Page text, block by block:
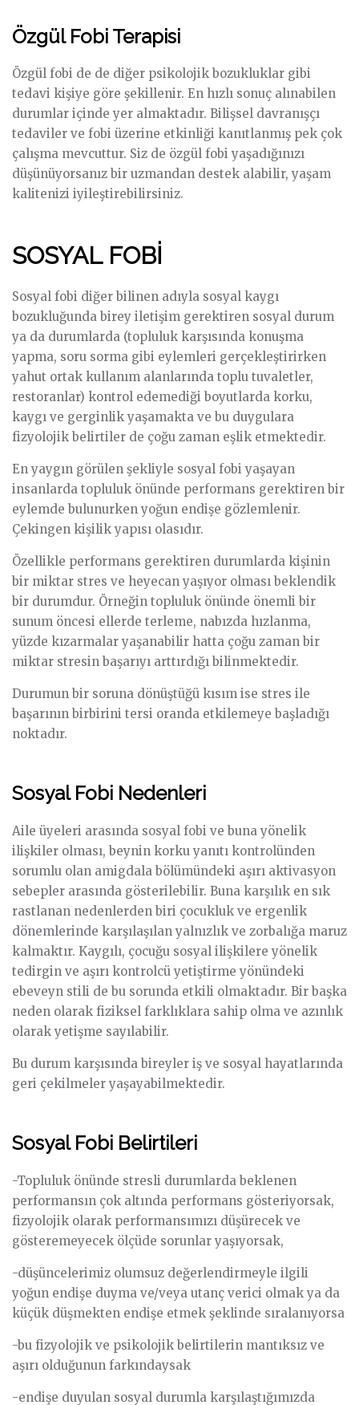
Özgül Fobi Terapisi
Özgül fobi de de diğer psikolojik bozukluklar gibi
tedavi kişiye göre şekillenir. En hızlı sonuç alınabilen
durumlar içinde yer almaktadır. Bilişsel davranışçı
tedaviler ve fobi üzerine etkinliği kanıtlanmış pek çok
çalışma mevcuttur. Siz de özgül fobi yaşadığınızı
düşünüyorsanız bir uzmandan destek alabilir, yaşam
kalitenizi iyileştirebilirsiniz.
SOSYAL FOBİ
Sosyal fobi diğer bilinen adıyla sosyal kaygı
bozukluğunda birey iletişim gerektiren sosyal durum
ya da durumlarda (topluluk karşısında konuşma
yapma, soru sorma gibi eylemleri gerçekleştirirken
yahut ortak kullanım alanlarında toplu tuvaletler,
restoranlar) kontrol edemediği boyutlarda korku,
kaygı ve gerginlik yaşamakta ve bu duygulara
fizyolojik belirtiler de çoğu zaman eşlik etmektedir.
En yaygın görülen şekliyle sosyal fobi yaşayan
insanlarda topluluk önünde performans gerektiren bir
eylemde bulunurken yoğun endişe gözlemlenir.
Çekingen kişilik yapısı olasıdır.
Özellikle performans gerektiren durumlarda kişinin
bir miktar stres ve heyecan yaşıyor olması beklendik
bir durumdur. Örneğin topluluk önünde önemli bir
sunum öncesi ellerde terleme, nabızda hızlanma,
yüzde kızarmalar yaşanabilir hatta çoğu zaman bir
miktar stresin başarıyı arttırdığı bilinmektedir.
Durumun bir soruna dönüştüğü kısım ise stres ile
başarının birbirini tersi oranda etkilemeye başladığı
noktadır.
Sosyal Fobi Nedenleri
Aile üyeleri arasında sosyal fobi ve buna yönelik
ilişkiler olması, beynin korku yanıtı kontrolünden
sorumlu olan amigdala bölümündeki aşırı aktivasyon
sebepler arasında gösterilebilir. Buna karşılık en sık
rastlanan nedenlerden biri çocukluk ve ergenlik
dönemlerinde karşılaşılan yalnızlık ve zorbalığa maruz
kalmaktır. Kaygılı, çocuğu sosyal ilişkilere yönelik
tedirgin ve aşırı kontrolcü yetiştirme yönündeki
ebeveyn stili de bu sorunda etkili olmaktadır. Bir başka
neden olarak fiziksel farklıklara sahip olma ve azınlık
olarak yetişme sayılabilir.
Bu durum karşısında bireyler iş ve sosyal hayatlarında
geri çekilmeler yaşayabilmektedir.
Sosyal Fobi Belirtileri
-Topluluk önünde stresli durumlarda beklenen
performansın çok altında performans gösteriyorsak,
fizyolojik olarak performansımızı düşürecek ve
gösteremeyecek ölçüde sorunlar yaşıyorsak,
-düşüncelerimiz olumsuz değerlendirmeyle ilgili
yoğun endişe duyma ve/veya utanç verici olmak ya da
küçük düşmekten endişe etmek şeklinde sıralanıyorsa
-bu fizyolojik ve psikolojik belirtilerin mantıksız ve
aşırı olduğunun farkındaysak
-endişe duyulan sosyal durumla karşılaştığımızda